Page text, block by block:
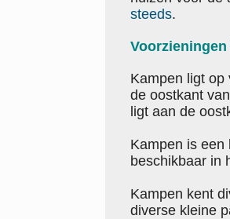
steeds.
Kampen ligt op
de oostkant
ligt aan de
Kampen is een
beschikbaar in
Kampen kent
diverse kleine